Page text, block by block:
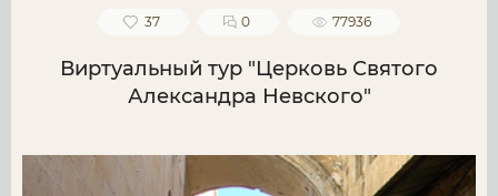
37 0 77936
Виртуальный тур "Церковь Святого
Александра Невского"